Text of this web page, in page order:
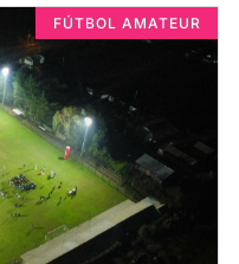
FÚTBOL AMATEUR